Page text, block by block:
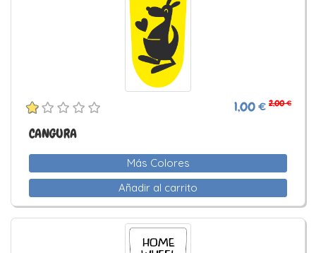
1,00 € 2,00 €
CANGURA
Más Colores
Añadir al carrito